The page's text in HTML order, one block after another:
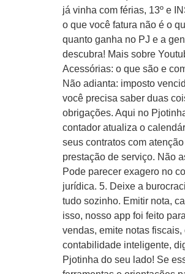
já vinha com férias, 13º e
o que você fatura não é o
quanto ganha no PJ e a
descubra! Mais sobre
Acessórias: o que são e
Não adianta: imposto
você precisa saber duas
obrigações. Aqui no
contador atualiza o
seus contratos com
prestação de serviço. Não
Pode parecer exagero no
jurídica. 5. Deixe a
tudo sozinho. Emitir nota,
isso, nosso app foi feito
vendas, emite notas
contabilidade inteligente,
Pjotinha do seu lado! Se